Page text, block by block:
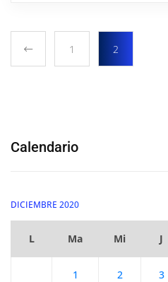
1 2
Calendario
DICIEMBRE 2020
L Ma Mi J
1 2 3